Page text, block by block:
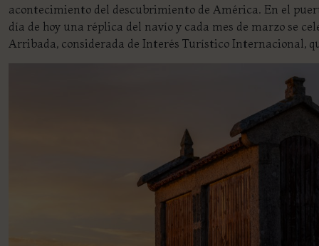
acontecimiento del descubrimiento de América. En el
día de hoy una réplica del navío y cada mes de marzo se
Arribada, considerada de Interés Turístico Internacional,